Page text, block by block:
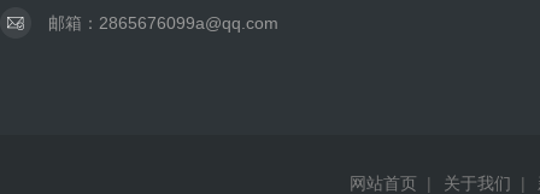
邮箱：2865676099a@qq.com
网站首页 | 关于我们 |